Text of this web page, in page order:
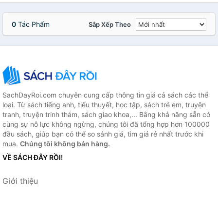
0 Tác Phẩm Sắp Xếp Theo
SachDayRoi.com chuyên cung cấp thông tin giá cả sách các thể
loại. Từ sách tiếng anh, tiểu thuyết, học tập, sách trẻ em, truyện
tranh, truyện trinh thám, sách giao khoa,... Bằng khả năng sẵn có
cùng sự nỗ lực không ngừng, chúng tôi đã tổng hợp hơn 100000
đầu sách, giúp bạn có thể so sánh giá, tìm giá rẻ nhất trước khi
mua. Chúng tôi không bán hàng.
VỀ SÁCH ĐÂY RỒI!
Giới thiệu